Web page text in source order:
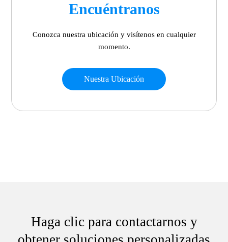
Encuéntranos
Conozca nuestra ubicación y visítenos en cualquier
momento.
Nuestra Ubicación
Haga clic para contactarnos y